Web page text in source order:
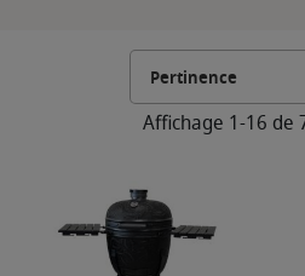
Affichage 1-16 de